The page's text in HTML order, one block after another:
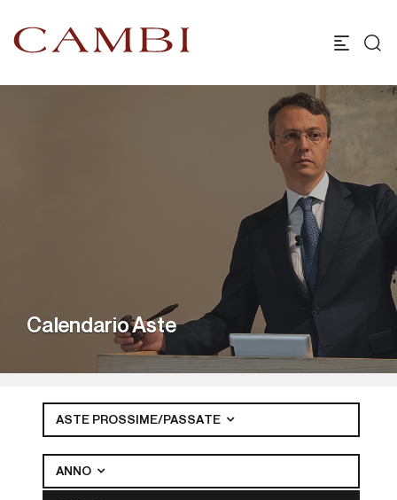
Calendario Aste
ASTE PROSSIME/PASSATE
ANNO